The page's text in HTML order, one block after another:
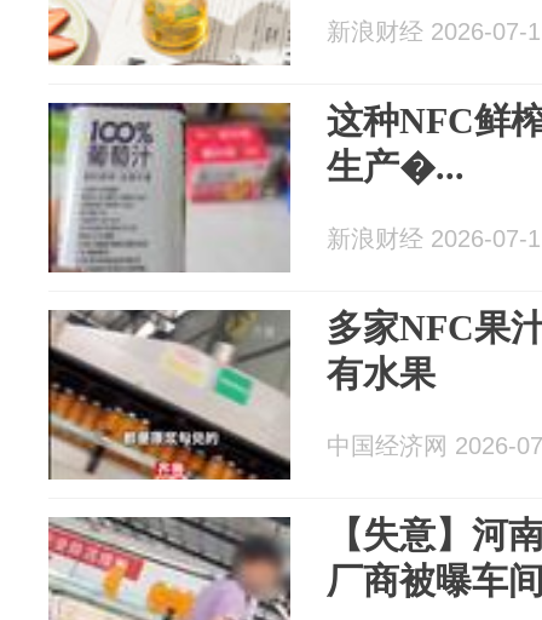
新浪财经 2026-07-
这种NFC鲜
生产�...
新浪财经 2026-07-
多家NFC果
有水果
中国经济网 2026-
【失意】河
厂商被曝车